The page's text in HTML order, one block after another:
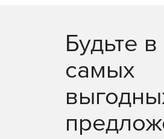
Купите nanoCAD BIM
Будьте
самых